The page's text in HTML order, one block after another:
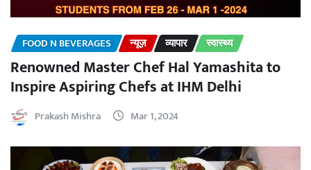
FOOD N BEVERAGES न्यूज़ व्यापार स्वास्थ्य
Renowned Master Chef Hal Yamashita to
Inspire Aspiring Chefs at IHM Delhi
Prakash Mishra Mar 1, 2024